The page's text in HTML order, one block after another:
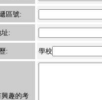
區號:
址:
: 學校
興趣的考